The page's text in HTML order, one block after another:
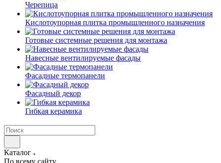
Черепица
Кислотоупорная плитка промышленного назначения
Готовые системные решения для монтажа
Навесные вентилируемые фасады
Фасадные термопанели
Фасадный декор
Гибкая керамика
Каталог
По всему сайту